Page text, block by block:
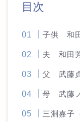
目次
子供 和田
夫 和田
父 武藤
母 武藤
三淵嘉子